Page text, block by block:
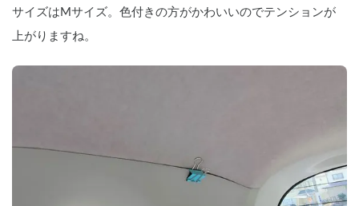
サイズはMサイズ。色付きの方がかわいいのでテンションが
上がりますね。